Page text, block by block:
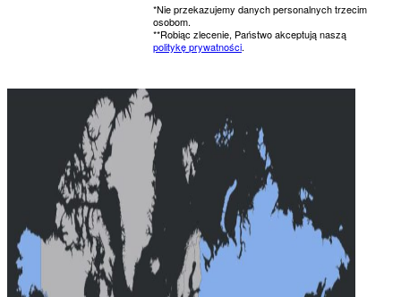
*Nie przekazujemy danych personalnych trzecim
osobom.
**Robiąc zlecenie, Państwo akceptują naszą
politykę prywatności.